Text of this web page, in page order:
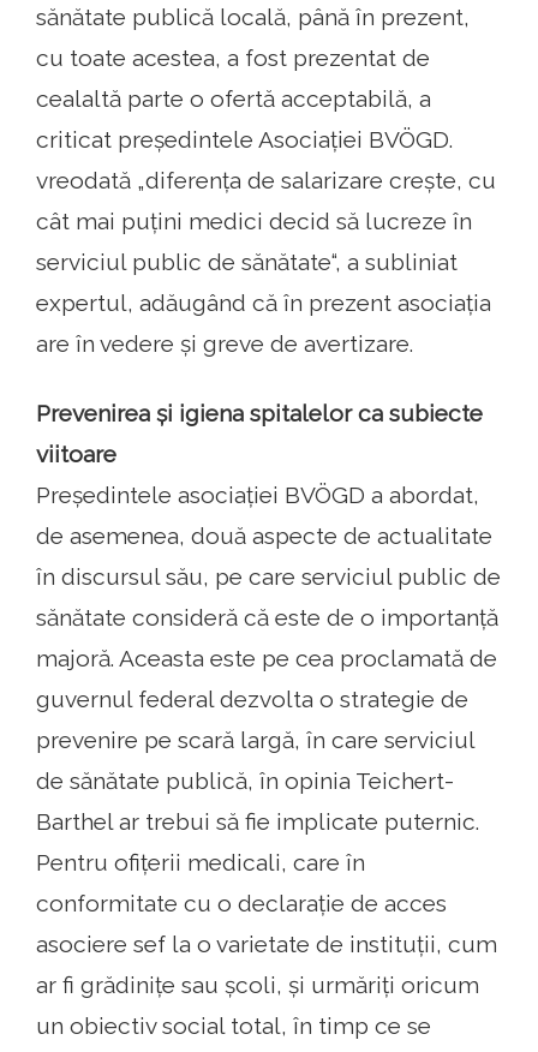
sănătate publică locală, până în prezent,
cu toate acestea, a fost prezentat de
cealaltă parte o ofertă acceptabilă, a
criticat președintele Asociației BVÖGD.
vreodată „diferența de salarizare crește, cu
cât mai puțini medici decid să lucreze în
serviciul public de sănătate“, a subliniat
expertul, adăugând că în prezent asociația
are în vedere și greve de avertizare.
Prevenirea și igiena spitalelor ca subiecte
viitoare
Președintele asociației BVÖGD a abordat,
de asemenea, două aspecte de actualitate
în discursul său, pe care serviciul public de
sănătate consideră că este de o importanță
majoră. Aceasta este pe cea proclamată de
guvernul federal dezvolta o strategie de
prevenire pe scară largă, în care serviciul
de sănătate publică, în opinia Teichert-
Barthel ar trebui să fie implicate puternic.
Pentru ofițerii medicali, care în
conformitate cu o declarație de acces
asociere sef la o varietate de instituții, cum
ar fi grădinițe sau școli, și urmăriți oricum
un obiectiv social total, în timp ce se